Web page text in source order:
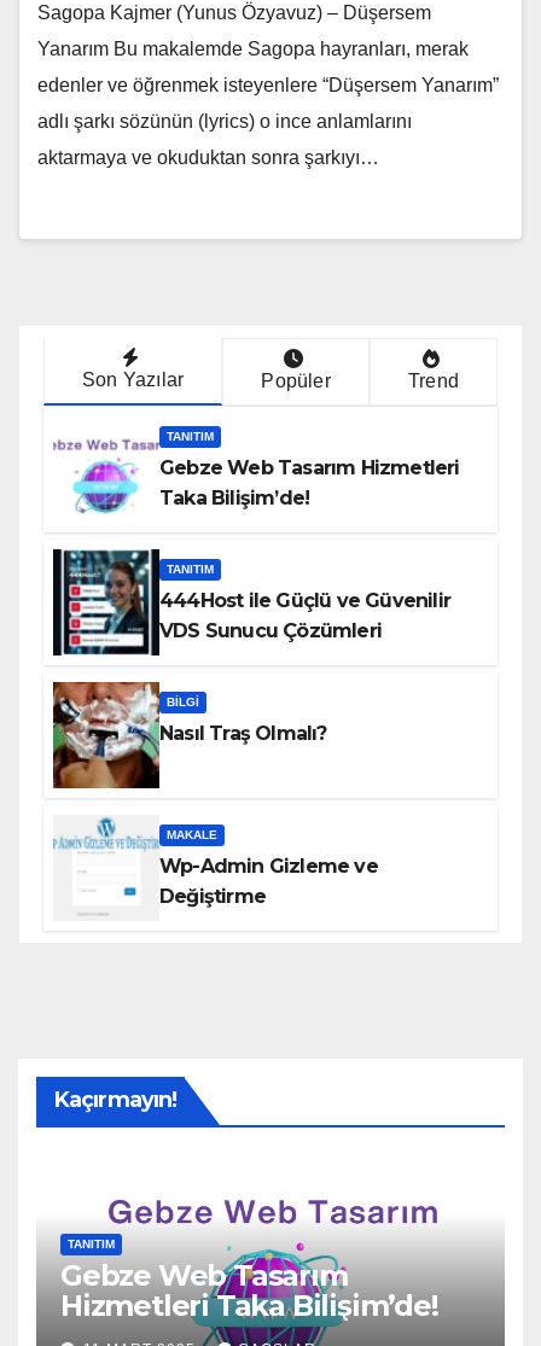
Sagopa Kajmer (Yunus Özyavuz) – Düşersem
Yanarım Bu makalemde Sagopa hayranları, merak
edenler ve öğrenmek isteyenlere “Düşersem Yanarım”
adlı şarkı sözünün (lyrics) o ince anlamlarını
aktarmaya ve okuduktan sonra şarkıyı…
Son Yazılar Popüler Trend
TANITIM
Gebze Web Tasarım Hizmetleri
Taka Bilişim’de!
TANITIM
444Host ile Güçlü ve Güvenilir
VDS Sunucu Çözümleri
BILGI
Nasıl Traş Olmalı?
MAKALE
Wp-Admin Gizleme ve
Değiştirme
Kaçırmayın!
TANITIM
Gebze Web Tasarım
Hizmetleri Taka Bilişim’de!